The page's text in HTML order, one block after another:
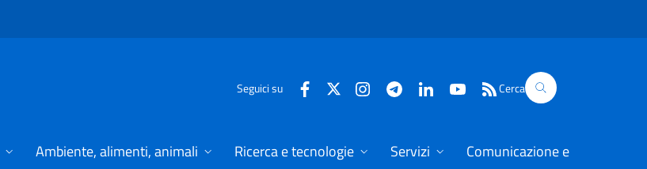
Seguici su Cerca
Ambiente, alimenti, animali Ricerca e tecnologie Servizi Comunicazione e dati